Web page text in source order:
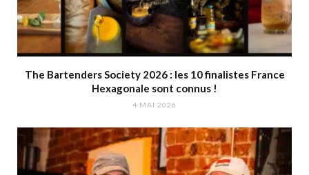
The Bartenders Society 2026 : les 10 finalistes France
Hexagonale sont connus !
4 MAI 2026